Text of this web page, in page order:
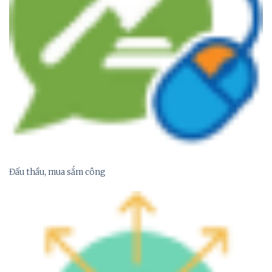
Đấu thầu, mua sắm công